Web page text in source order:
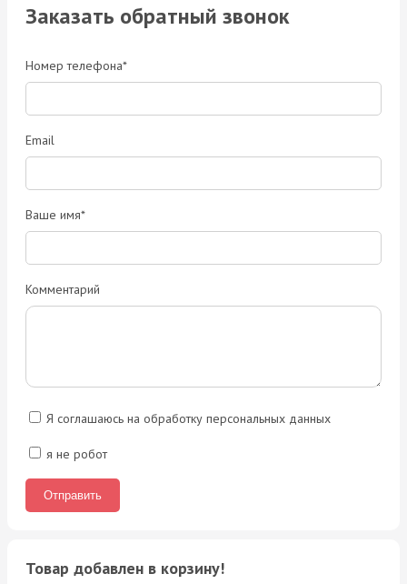
Заказать обратный звонок
Номер телефона*
Email
Ваше имя*
Комментарий
Я соглашаюсь на обработку персональных данных
я не робот
Товар добавлен в корзину!